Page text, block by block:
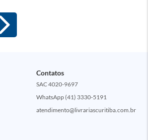
Contatos
SAC 4020-9697
WhatsApp (41) 3330-5191
atendimento@livrariascuritiba.com.br